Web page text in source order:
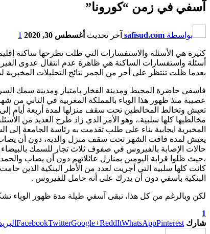
آسفي في زمن “كورونا”
بواسطة safisud.com آخر تحديث أغسطس 30, 2020 1
كثيرة هي الأسئلة والاستفسارات التي ظلت تطرحها ساكنة
أسئلة واستفسارات الساكنة هي ظاهرة عدم انتقال عدوى
بعدما ظلت تنتظر على أحر من الجمر نتائج التحليلات المخبرية
فاسفي حاضرة المحيط ومدينة الفخار بامتياز ومدينة سمك
عصيبة منذ ظهور هذا الوباء بالمملكة المغربية في الثاني
تعيش وتخالط المخالطين تحت سقف منزلها لمدة أربعة أيام
مخالطيها كلها سلبية.، وهو الأمر الذي زاد طرح العديد من
المخبرية ايجابية بناء على طلب تقدمت به رئاسة الجامعة
يعيش لمدة فاقت الشهر تحت سقف منزل والديه، دون أن يصاب ولو
حالات الإصابة بالفيروس في صفوف ثلاث تجار للسمك بالبيضاء
،حيث ظلوا قرابة اليومين بمنازل عائلاتهم دون أن يصاب
كانت كلها سلبية التي أجريت لعدد من الأطر البنكية الذين
البنكية باسفي دون أن يدرك على أنه حامل للفيروس .
لكن وبالرغم من كل هذا، تبقى آسفي طيلة مدة ظهور الوباء
1
شارك
FacebookTwitterGoogle+ReddItWhatsAppPinterest